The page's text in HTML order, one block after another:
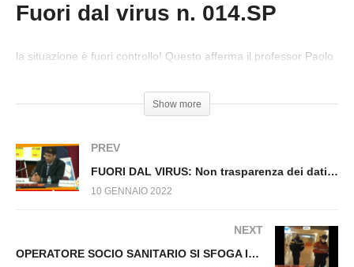
spiega il decreto n.1/2022 006.SP
Fuori dal virus n. 014.SP
la situazione è fuori controllo! Questo afferma il professor Paolo
Show more
PREV
FUORI DAL VIRUS: Non trasparenza dei dati sugli studi dei farmaci sperimentali 007.SP
10 GENNAIO 2022
NEXT
OPERATORE SOCIO SANITARIO SI SFOGA IN MERITO ALLA GRAVE SITUAZIONE VACCINALE – Fuori Dal Virus n.016.SP